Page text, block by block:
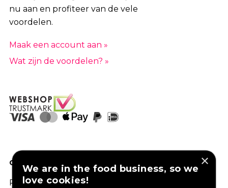
nu aan en profiteer van de vele
voordelen.
Maak een account aan »
Wat zijn de voordelen? »
GOED VERZEKERD ONDERNEMEN?
Profiteer van een aantrekkelijke premie via
×
We are in the food business, so we
love cookies!